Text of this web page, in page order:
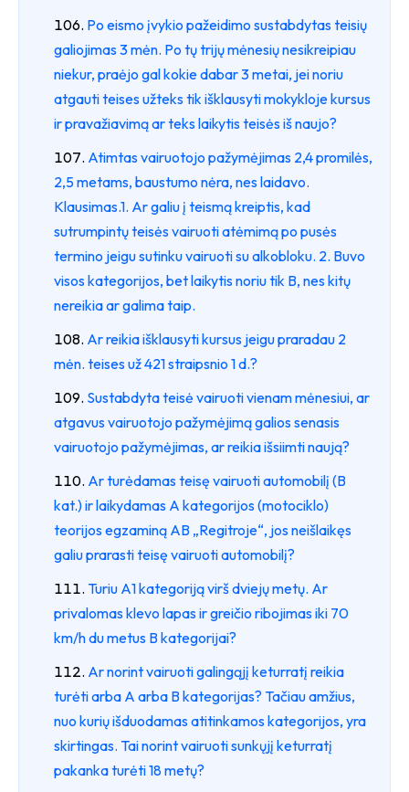
Po eismo įvykio pažeidimo sustabdytas teisių
galiojimas 3 mėn. Po tų trijų mėnesių nesikreipiau
niekur, praėjo gal kokie dabar 3 metai, jei noriu
atgauti teises užteks tik išklausyti mokykloje kursus
ir pravažiavimą ar teks laikytis teisės iš naujo?
Atimtas vairuotojo pažymėjimas 2,4 promilės,
2,5 metams, baustumo nėra, nes laidavo.
Klausimas.1. Ar galiu į teismą kreiptis, kad
sutrumpintų teisės vairuoti atėmimą po pusės
termino jeigu sutinku vairuoti su alkobloku. 2. Buvo
visos kategorijos, bet laikytis noriu tik B, nes kitų
nereikia ar galima taip.
Ar reikia išklausyti kursus jeigu praradau 2
mėn. teises už 421 straipsnio 1 d.?
Sustabdyta teisė vairuoti vienam mėnesiui, ar
atgavus vairuotojo pažymėjimą galios senasis
vairuotojo pažymėjimas, ar reikia išsiimti naują?
Ar turėdamas teisę vairuoti automobilį (B
kat.) ir laikydamas A kategorijos (motociklo)
teorijos egzaminą AB „Regitroje“, jos neišlaikęs
galiu prarasti teisę vairuoti automobilį?
Turiu A1 kategoriją virš dviejų metų. Ar
privalomas klevo lapas ir greičio ribojimas iki 70
km/h du metus B kategorijai?
Ar norint vairuoti galingąjį keturratį reikia
turėti arba A arba B kategorijas? Tačiau amžius,
nuo kurių išduodamas atitinkamos kategorijos, yra
skirtingas. Tai norint vairuoti sunkųjį keturratį
pakanka turėti 18 metų?